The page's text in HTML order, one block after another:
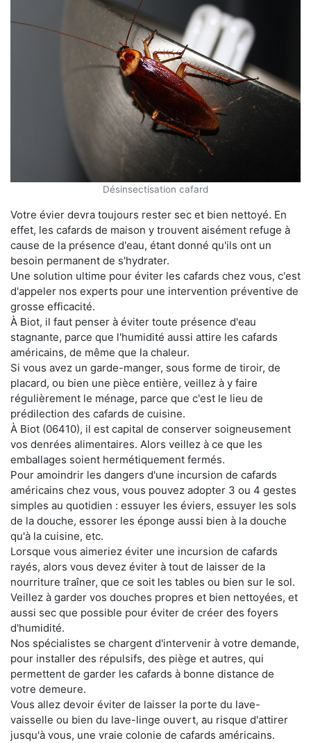
Désinsectisation cafard
Votre évier devra toujours rester sec et bien nettoyé. En
effet, les cafards de maison y trouvent aisément refuge à
cause de la présence d'eau, étant donné qu'ils ont un
besoin permanent de s'hydrater.
Une solution ultime pour éviter les cafards chez vous, c'est
d'appeler nos experts pour une intervention préventive de
grosse efficacité.
À Biot, il faut penser à éviter toute présence d'eau
stagnante, parce que l'humidité aussi attire les cafards
américains, de même que la chaleur.
Si vous avez un garde-manger, sous forme de tiroir, de
placard, ou bien une pièce entière, veillez à y faire
régulièrement le ménage, parce que c'est le lieu de
prédilection des cafards de cuisine.
À Biot (06410), il est capital de conserver soigneusement
vos denrées alimentaires. Alors veillez à ce que les
emballages soient hermétiquement fermés.
Pour amoindrir les dangers d'une incursion de cafards
américains chez vous, vous pouvez adopter 3 ou 4 gestes
simples au quotidien : essuyer les éviers, essuyer les sols
de la douche, essorer les éponge aussi bien à la douche
qu'à la cuisine, etc.
Lorsque vous aimeriez éviter une incursion de cafards
rayés, alors vous devez éviter à tout de laisser de la
nourriture traîner, que ce soit les tables ou bien sur le sol.
Veillez à garder vos douches propres et bien nettoyées, et
aussi sec que possible pour éviter de créer des foyers
d'humidité.
Nos spécialistes se chargent d'intervenir à votre demande,
pour installer des répulsifs, des piège et autres, qui
permettent de garder les cafards à bonne distance de
votre demeure.
Vous allez devoir éviter de laisser la porte du lave-
vaisselle ou bien du lave-linge ouvert, au risque d'attirer
jusqu'à vous, une vraie colonie de cafards américains.